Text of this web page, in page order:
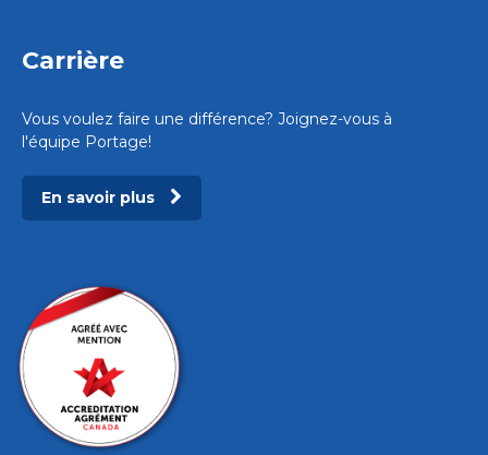
Carrière
Vous voulez faire une différence? Joignez-vous à
l'équipe Portage!
En savoir plus